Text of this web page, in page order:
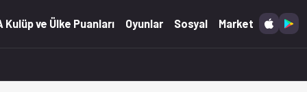
Kulüp ve Ülke Puanları Oyunlar Sosyal Market